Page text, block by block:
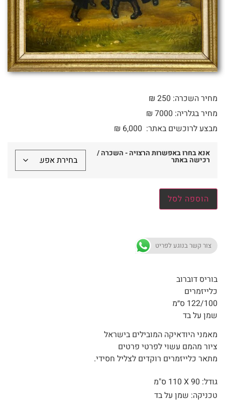
מחיר השכרה: 250 ₪
מחיר בגלריה: 7000 ₪
מבצע לרוכשים באתר:
₪ 6,000
אנא בחרו באפשרות הרצויה - השכרה /
רכישה באתר
הוספה לסל
צור קשר בנוגע לפריט
בוריס דוברוב
כלייזמרים
122/100 ס״מ
שמן על בד
מאמני היודאיקה המובילים בישראל
ציור מהמם עשוי לפרטי פרטים
מתאר כלייזמרים רוקדים לצליל חסידי.
גודל: 90 X
110 ס"מ
טכניקה: שמן על בד